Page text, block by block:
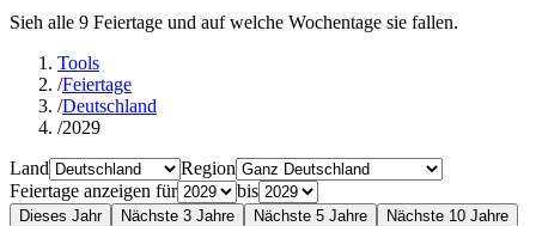
Sieh alle 9 Feiertage und auf welche Wochentage sie fallen.
Tools
/Feiertage
/Deutschland
/2029
Land
Region
Feiertage anzeigen für
bis
Dieses Jahr Nächste 3 Jahre Nächste 5 Jahre Nächste 10 Jahre